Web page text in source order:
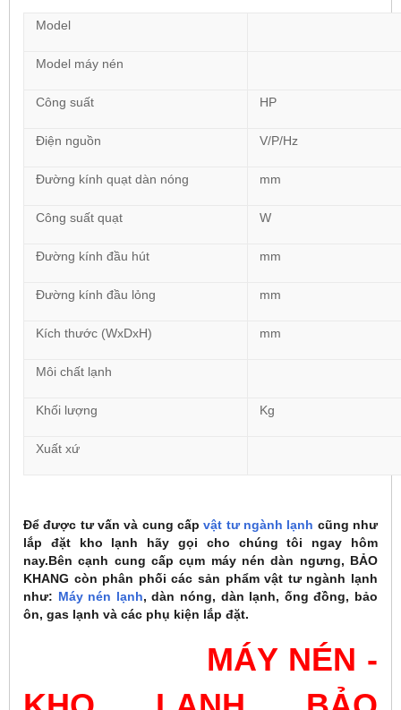
Model
Model máy nén
Công suất HP
Điện nguồn V/P/Hz
Đường kính quạt dàn nóng mm
Công suất quạt W
Đường kính đầu hút mm
Đường kính đầu lỏng mm
Kích thước (WxDxH) mm
Môi chất lạnh
Khối lượng Kg
Xuất xứ
Để được tư vấn và cung cấpvật tư ngành lạnh cũng như
lắp đặt kho lạnh hãy gọi cho chúng tôi ngay hôm
nay.Bên cạnh cung cấp cụm máy nén dàn ngưng, BẢO
KHANG còn phân phối các sản phẩm vật tư ngành lạnh
như: Máy nén lạnh, dàn nóng, dàn lạnh, ống đồng, bảo
ôn, gas lạnh và các phụ kiện lắp đặt.
MÁY NÉN -